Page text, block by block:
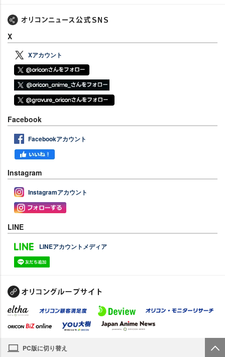
X
Xアカウント
Facebook
Facebookアカウント
Instagram
Instagramアカウント
LINE
LINEアカウントメディア
PC版に切り替え